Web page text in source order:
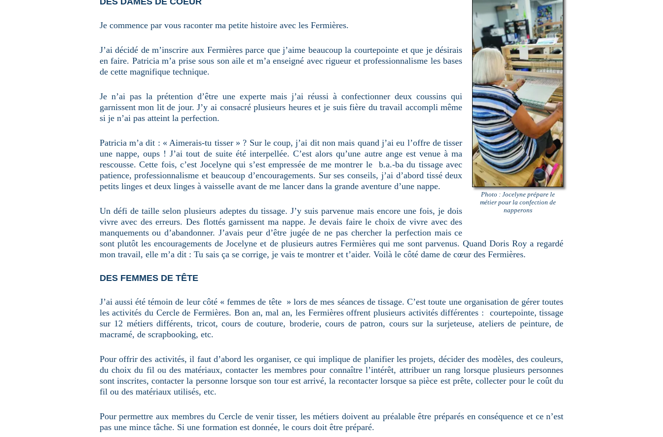
Photo : Jocelyne prépare le
métier pour la confection de
napperons
Je commence par vous raconter ma petite histoire avec les Fermières.
J’ai décidé de m’inscrire aux Fermières parce que j’aime beaucoup la courtepointe et que je désirais
en faire. Patricia m’a prise sous son aile et m’a enseigné avec rigueur et professionnalisme les bases
de cette magnifique technique.
Je n’ai pas la prétention d’être une experte mais j’ai réussi à confectionner deux coussins qui
garnissent mon lit de jour. J’y ai consacré plusieurs heures et je suis fière du travail accompli même
si je n’ai pas atteint la perfection.
Patricia m’a dit : « Aimerais-tu tisser » ? Sur le coup, j’ai dit non mais quand j’ai eu l’offre de tisser
une nappe, oups ! J’ai tout de suite été interpellée. C’est alors qu’une autre ange est venue à ma
rescousse. Cette fois, c’est Jocelyne qui s’est empressée de me montrer le b.a.-ba du tissage avec
patience, professionnalisme et beaucoup d’encouragements. Sur ses conseils, j’ai d’abord tissé deux
petits linges et deux linges à vaisselle avant de me lancer dans la grande aventure d’une nappe.
Un défi de taille selon plusieurs adeptes du tissage. J’y suis parvenue mais encore une fois, je dois
vivre avec des erreurs. Des flottés garnissent ma nappe. Je devais faire le choix de vivre avec des
manquements ou d’abandonner. J’avais peur d’être jugée de ne pas chercher la perfection mais ce
sont plutôt les encouragements de Jocelyne et de plusieurs autres Fermières qui me sont parvenus. Quand Doris Roy a regardé
mon travail, elle m’a dit : Tu sais ça se corrige, je vais te montrer et t’aider. Voilà le côté dame de cœur des Fermières.
DES FEMMES DE TÊTE
J’ai aussi été témoin de leur côté « femmes de tête » lors de mes séances de tissage. C’est toute une organisation de gérer toutes
les activités du Cercle de Fermières. Bon an, mal an, les Fermières offrent plusieurs activités différentes : courtepointe, tissage
sur 12 métiers différents, tricot, cours de couture, broderie, cours de patron, cours sur la surjeteuse, ateliers de peinture, de
macramé, de scrapbooking, etc.
Pour offrir des activités, il faut d’abord les organiser, ce qui implique de planifier les projets, décider des modèles, des couleurs,
du choix du fil ou des matériaux, contacter les membres pour connaître l’intérêt, attribuer un rang lorsque plusieurs personnes
sont inscrites, contacter la personne lorsque son tour est arrivé, la recontacter lorsque sa pièce est prête, collecter pour le coût du
fil ou des matériaux utilisés, etc.
Pour permettre aux membres du Cercle de venir tisser, les métiers doivent au préalable être préparés en conséquence et ce n’est
pas une mince tâche. Si une formation est donnée, le cours doit être préparé.